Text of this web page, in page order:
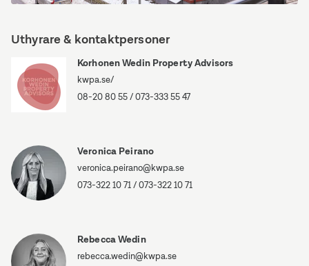
Uthyrare & kontaktpersoner
Korhonen Wedin Property Advisors
kwpa.se/
08-20 80 55/073-333 55 47
Veronica Peirano
veronica.peirano@kwpa.se
073-322 10 71/073-322 10 71
Rebecca Wedin
rebecca.wedin@kwpa.se